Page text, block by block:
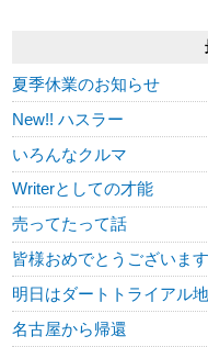
夏季休業のお知らせ
New!! ハスラー
いろんなクルマ
Writerとしての才能
売ってたって話
皆様おめでとうございます
明日はダートトライアル地
名古屋から帰還